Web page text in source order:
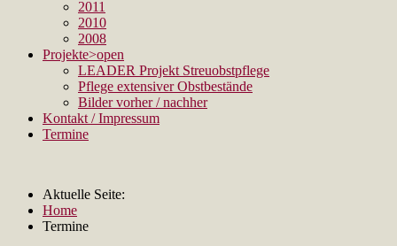
2011
2010
2008
Projekte>open
LEADER Projekt Streuobstpflege
Pflege extensiver Obstbestände
Bilder vorher / nachher
Kontakt / Impressum
Termine
Aktuelle Seite:
Home
Termine